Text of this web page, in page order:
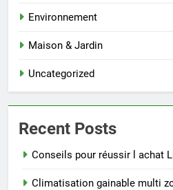
Environnement
Maison & Jardin
Uncategorized
Recent Posts
Conseils pour réussir l achat
Climatisation gainable multi